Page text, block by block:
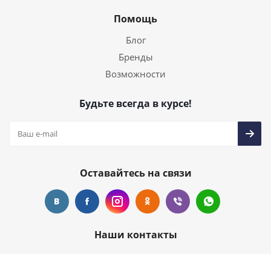
Помощь
Блог
Бренды
Возможности
Будьте всегда в курсе!
Оставайтесь на связи
Наши контакты